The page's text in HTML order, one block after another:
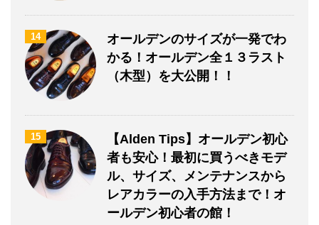
14
オールデンのサイズが一発でわ
かる！オールデン全１３ラスト
（木型）を大公開！！
15
【Alden Tips】オールデン初心
者も安心！最初に買うべきモデ
ル、サイズ、メンテナンスから
レアカラーの入手方法まで！オ
ールデン初心者の館！